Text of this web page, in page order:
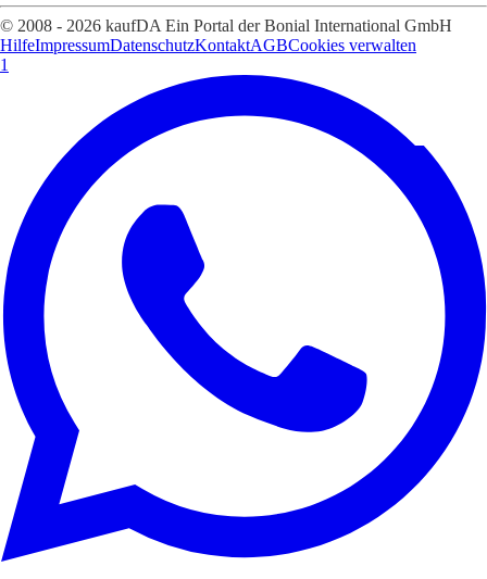
© 2008 - 2026 kaufDA Ein Portal der Bonial International GmbH
HilfeImpressumDatenschutzKontaktAGBCookies verwalten
1